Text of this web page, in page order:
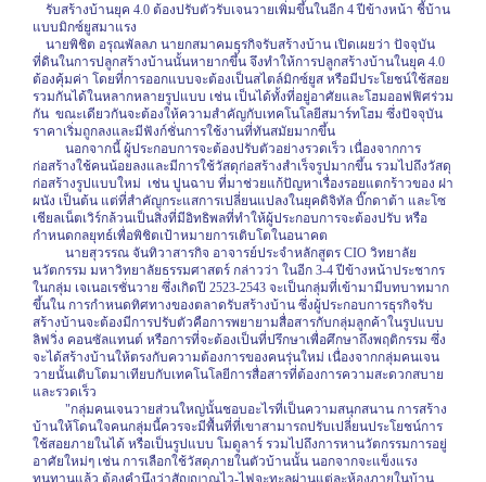
รับสร้างบ้านยุค 4.0 ต้องปรับตัวรับเจนวายเพิ่มขึ้นในอีก 4 ปีข้างหน้า ชี้บ้าน
แบบมิกซ์ยูสมาแรง
นายพิชิต อรุณพัลลภ นายกสมาคมธุรกิจรับสร้างบ้าน เปิดเผยว่า ปัจจุบัน
ที่ดินในการปลูกสร้างบ้านนั้นหายากขึ้น จึงทำให้การปลูกสร้างบ้านในยุค 4.0
ต้องคุ้มค่า โดยที่การออกแบบจะต้องเป็นสไตล์มิกซ์ยูส หรือมีประโยชน์ใช้สอย
รวมกันได้ในหลากหลายรูปแบบ เช่น เป็นได้ทั้งที่อยู่อาศัยและโฮมออฟฟิศร่วม
กัน ขณะเดียวกันจะต้องให้ความสำคัญกับเทคโนโลยีสมาร์ทโฮม ซึ่งปัจจุบัน
ราคาเริ่มถูกลงและมีฟังก์ชั่นการใช้งานที่ทันสมัยมากขึ้น
นอกจากนี้ ผู้ประกอบการจะต้องปรับตัวอย่างรวดเร็ว เนื่องจากการ
ก่อสร้างใช้คนน้อยลงและมีการใช้วัสดุก่อสร้างสำเร็จรูปมากขึ้น รวมไปถึงวัสดุ
ก่อสร้างรูปแบบใหม่ เช่น ปูนฉาบ ที่มาช่วยแก้ปัญหาเรื่องรอยแตกร้าวของ ฝา
ผนัง เป็นต้น แต่ที่สำคัญกระแสการเปลี่ยนแปลงในยุคดิจิทัล บิ๊กดาต้า และโซ
เชียลเน็ตเวิร์กล้วนเป็นสิ่งที่มีอิทธิพลที่ทำให้ผู้ประกอบการจะต้องปรับ หรือ
กำหนดกลยุทธ์เพื่อพิชิตเป้าหมายการเติบโตในอนาคต
นายสุวรรณ จันทิวาสารกิจ อาจารย์ประจำหลักสูตร CIO วิทยาลัย
นวัตกรรม มหาวิทยาลัยธรรมศาสตร์ กล่าวว่า ในอีก 3-4 ปีข้างหน้าประชากร
ในกลุ่ม เจเนอเรชั่นวาย ซึ่งเกิดปี 2523-2543 จะเป็นกลุ่มที่เข้ามามีบทบาทมาก
ขึ้นใน การกำหนดทิศทางของตลาดรับสร้างบ้าน ซึ่งผู้ประกอบการธุรกิจรับ
สร้างบ้านจะต้องมีการปรับตัวคือการพยายามสื่อสารกับกลุ่มลูกค้าในรูปแบบ
ลิฟวิ่ง คอนซัลแทนต์ หรือการที่จะต้องเป็นที่ปรึกษาเพื่อศึกษาถึงพฤติกรรม ซึ่ง
จะได้สร้างบ้านให้ตรงกับความต้องการของคนรุ่นใหม่ เนื่องจากกลุ่มคนเจน
วายนั้นเติบโตมาเทียบกับเทคโนโลยีการสื่อสารที่ต้องการความสะดวกสบาย
และรวดเร็ว
"กลุ่มคนเจนวายส่วนใหญ่นั้นชอบอะไรที่เป็นความสนุกสนาน การสร้าง
บ้านให้โดนใจคนกลุ่มนี้ควรจะมีพื้นที่ที่เขาสามารถปรับเปลี่ยนประโยชน์การ
ใช้สอยภายในได้ หรือเป็นรูปแบบ โมดูลาร์ รวมไปถึงการหานวัตกรรมการอยู่
อาศัยใหม่ๆ เช่น การเลือกใช้วัสดุภายในตัวบ้านนั้น นอกจากจะแข็งแรง
ทนทานแล้ว ต้องคำนึงว่าสัญญาณไว-ไฟจะทะลุผ่านแต่ละห้องภายในบ้าน